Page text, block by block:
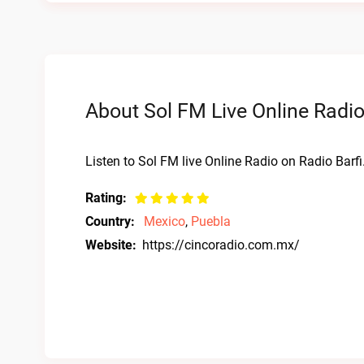
About Sol FM Live Online Radio
Listen to Sol FM live Online Radio on Radio
Rating:
Country:
Mexico, Puebla
Website: https://cincoradio.com.mx/